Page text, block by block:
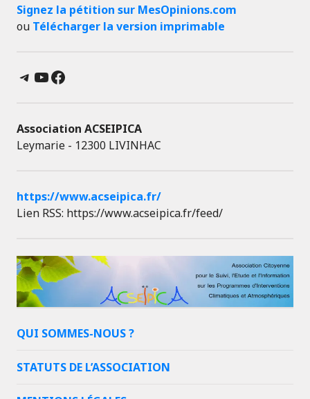
Signez la pétition sur MesOpinions.com
ou Télécharger la version imprimable
Telegram
YouTube
Facebook
Association ACSEIPICA
Leymarie - 12300 LIVINHAC
https://www.acseipica.fr/
Lien RSS: https://www.acseipica.fr/feed/
QUI SOMMES-NOUS ?
STATUTS DE L’ASSOCIATION